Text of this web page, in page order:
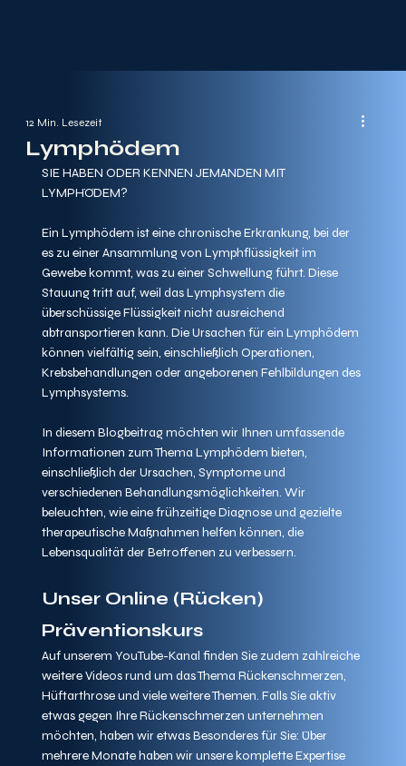
Lymphödem
12 Min. Lesezeit
SIE HABEN ODER KENNEN JEMANDEN MIT
LYMPHÖDEM?
Ein Lymphödem ist eine chronische Erkrankung, bei der
es zu einer Ansammlung von Lymphflüssigkeit im
Gewebe kommt, was zu einer Schwellung führt. Diese
Stauung tritt auf, weil das Lymphsystem die
überschüssige Flüssigkeit nicht ausreichend
abtransportieren kann. Die Ursachen für ein Lymphödem
können vielfältig sein, einschließlich Operationen,
Krebsbehandlungen oder angeborenen Fehlbildungen des
Lymphsystems.
In diesem Blogbeitrag möchten wir Ihnen umfassende
Informationen zum Thema Lymphödem bieten,
einschließlich der Ursachen, Symptome und
verschiedenen Behandlungsmöglichkeiten. Wir
beleuchten, wie eine frühzeitige Diagnose und gezielte
therapeutische Maßnahmen helfen können, die
Lebensqualität der Betroffenen zu verbessern.
Unser Online (Rücken)
Präventionskurs
Auf unserem YouTube-Kanal finden Sie zudem zahlreiche
weitere Videos rund um das Thema Rückenschmerzen,
Hüftarthrose und viele weitere Themen. Falls Sie aktiv
etwas gegen Ihre Rückenschmerzen unternehmen
möchten, haben wir etwas Besonderes für Sie: Über
mehrere Monate haben wir unsere komplette Expertise